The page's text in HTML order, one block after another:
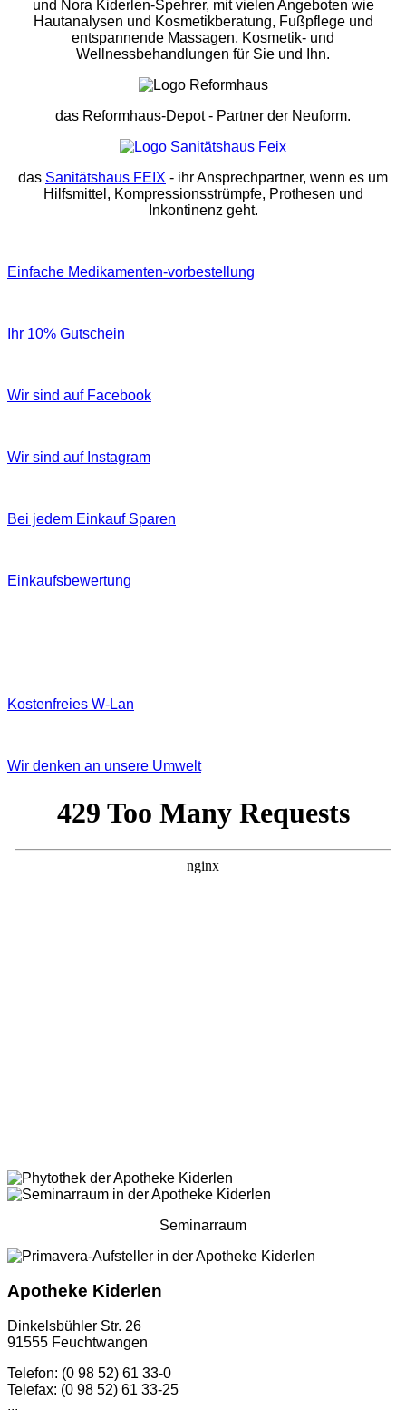
und Nora Kiderlen-Spehrer, mit vielen Angeboten wie
Hautanalysen und Kosmetikberatung, Fußpflege und
entspannende Massagen, Kosmetik- und
Wellnessbehandlungen für Sie und Ihn.
das Reformhaus-Depot- Partner der Neuform.
das Sanitätshaus FEIX - ihr Ansprechpartner, wenn es um
Hilfsmittel, Kompressionsstrümpfe, Prothesen und
Inkontinenz geht.
Einfache Medikamenten-vorbestellung
Ihr 10% Gutschein
Wir sind auf Facebook
Wir sind auf Instagram
Bei jedem Einkauf Sparen
Einkaufsbewertung
Kostenfreies W‐Lan
Wir denken an unsere Umwelt
Seminarraum
Apotheke Kiderlen
Dinkelsbühler Str. 26
91555 Feuchtwangen
Telefon: (0 98 52) 61 33-0
Telefax: (0 98 52) 61 33-25
...